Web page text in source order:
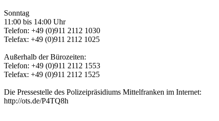
Sonntag
11:00 bis 14:00 Uhr
Telefon: +49 (0)911 2112 1030
Telefax: +49 (0)911 2112 1025
Außerhalb der Bürozeiten:
Telefon: +49 (0)911 2112 1553
Telefax: +49 (0)911 2112 1525
Die Pressestelle des Polizeipräsidiums Mittelfranken im Internet:
http://ots.de/P4TQ8h